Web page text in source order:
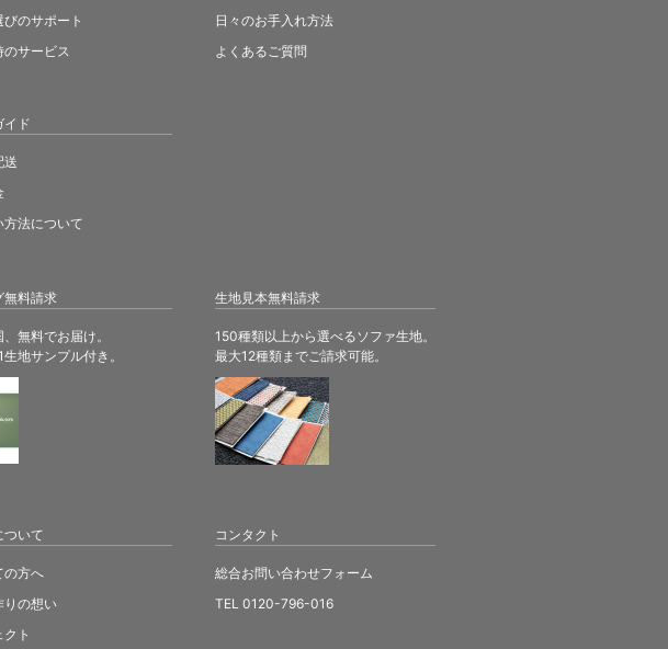
無料請求
無料でお届け。
生地サンプル付き。
生地見本無料請求
150種類以上から選べるソファ生地。
最大12種類までご請求可能。
びのサポート
のサービス
イド
送
方法について
日々のお手入れ方法
よくあるご質問
ついて
の方へ
りの想い
ト
コンタクト
総合お問い合わせフォーム
TEL 0120-796-016